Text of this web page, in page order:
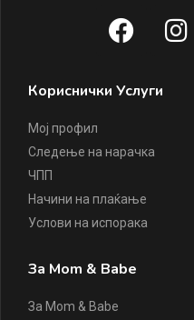
Кориснички Услуги
Мој профил
Следење на нарачка
ЧПП
Начини на плаќање
Услови на испорака
За Mom & Babe
За Mom & Babe